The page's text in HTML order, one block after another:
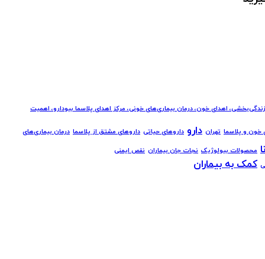
اهدای خون، درمان بیماری‌های خونی، مرکز اهدای پلاسما بیودارو، اهمیت
خون و پلاسما تهران دارو داروهای حیاتی داروهای مشتق از پلاسما درمان بیماری‌های
محصولات بیولوژیک نجات جان بیماران نقص ایمنی
کمک به بیماران